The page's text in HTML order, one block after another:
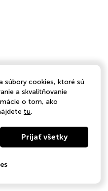
súbory cookies, ktoré sú
a skvalitňovanie
o tom, ako
tu.
Prijať všetky